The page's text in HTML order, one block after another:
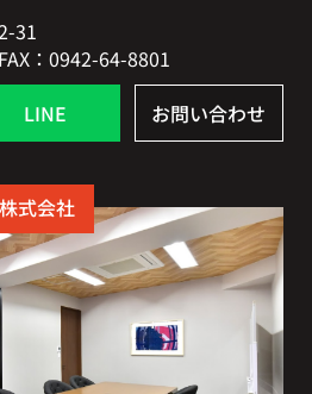
31
：0942-64-8801
LINE お問い合わせ
式会社